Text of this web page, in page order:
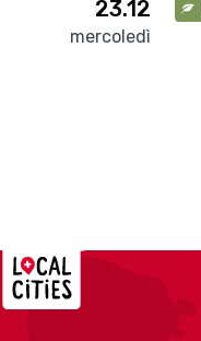
23.12
mercoledì
Localcities